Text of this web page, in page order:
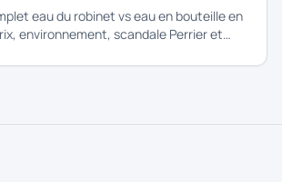
eau du robinet vs eau en bouteille en
environnement, scandale Perrier et